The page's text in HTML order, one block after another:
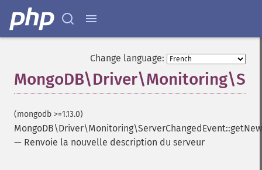
Change language:
(mongodb >=1.13.0)
— Renvoie la nouvelle description du serveur